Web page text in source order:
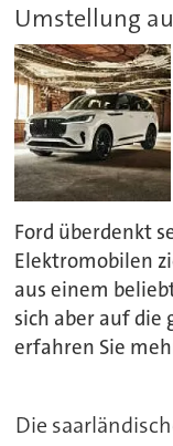
Umstellung
Ford überdenkt
Elektromobilen
aus einem
sich aber auf die
erfahren Sie
Die